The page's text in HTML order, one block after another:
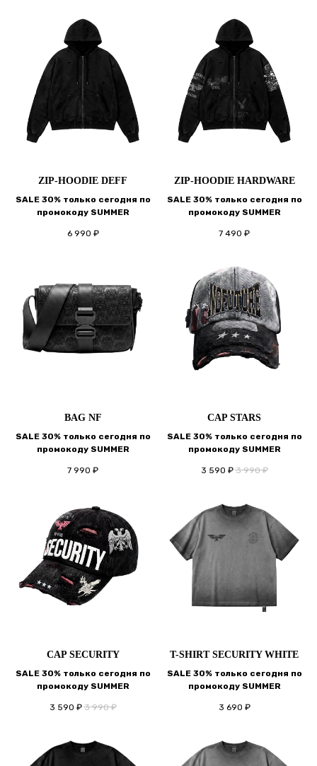
ZIP-HOODIE DEFF
SALE 30% только сегодня по
промокоду SUMMER
6 990 ₽
ZIP-HOODIE HARDWARE
SALE 30% только сегодня по
промокоду SUMMER
7 490 ₽
BAG NF
SALE 30% только сегодня по
промокоду SUMMER
7 990 ₽
CAP STARS
SALE 30% только сегодня по
промокоду SUMMER
3 590 ₽ 3 990 ₽
CAP SECURITY
SALE 30% только сегодня по
промокоду SUMMER
3 590 ₽ 3 990 ₽
T-SHIRT SECURITY WHITE
SALE 30% только сегодня по
промокоду SUMMER
3 690 ₽